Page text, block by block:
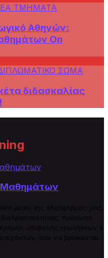
Αθηνών:
On
διδασκαλίας
Μαθημάτων
μέσω της πλατφόρμας μας,
διαδραστικότητας, πρόσωπο
υποβολής ερωτήσεων &
σαν να βρίσκονται